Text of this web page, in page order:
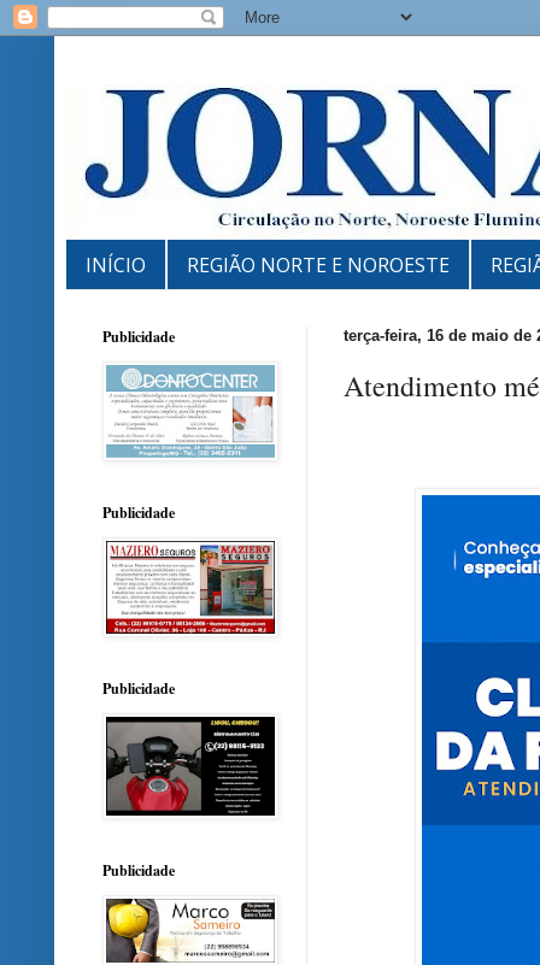
INÍCIO REGIÃO NORTE E NOROESTE
terça-feira, 16 de maio de
Atendimento
Publicidade
Publicidade
Publicidade
Publicidade